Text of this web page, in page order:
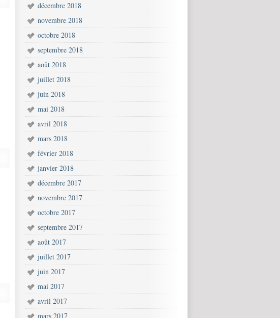
décembre 2018
novembre 2018
octobre 2018
septembre 2018
août 2018
juillet 2018
juin 2018
mai 2018
avril 2018
mars 2018
février 2018
janvier 2018
décembre 2017
novembre 2017
octobre 2017
septembre 2017
août 2017
juillet 2017
juin 2017
mai 2017
avril 2017
mars 2017